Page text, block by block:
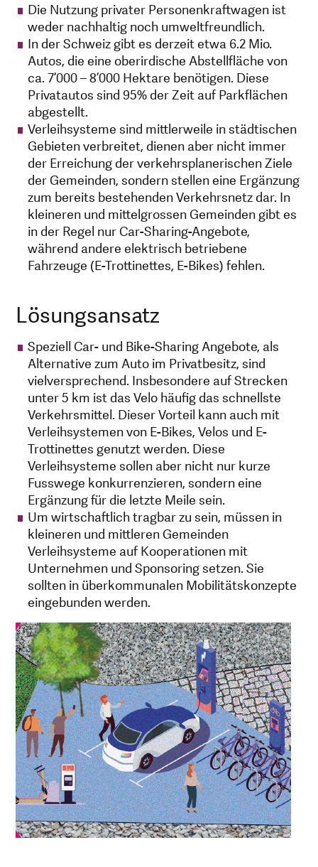
Die Nutzung privater Personenkraftwagen ist
weder nachhaltig noch umweltfreundlich.
In der Schweiz gibt es derzeit etwa 6.2 Mio.
Autos, die eine oberirdische Abstellfläche von
ca. 7’000 – 8’000 Hektare benötigen. Diese
Privatautos sind 95% der Zeit auf Parkflächen
abgestellt.
Verleihsysteme sind mittlerweile in städtischen
Gebieten verbreitet, dienen aber nicht immer
der Erreichung der verkehrsplanerischen Ziele
der Gemeinden, sondern stellen eine Ergänzung
zum bereits bestehenden Verkehrsnetz dar. In
kleineren und mittelgrossen Gemeinden gibt es
in der Regel nur Car-Sharing-Angebote,
während andere elektrisch betriebene
Fahrzeuge (E-Trottinettes, E-Bikes) fehlen.
Lösungsansatz
Speziell Car- und Bike-Sharing Angebote, als
Alternative zum Auto im Privatbesitz, sind
vielversprechend. Insbesondere auf Strecken
unter 5 km ist das Velo häufig das schnellste
Verkehrsmittel. Dieser Vorteil kann auch mit
Verleihsystemen von E-Bikes, Velos und E-
Trottinettes genutzt werden. Diese
Verleihsysteme sollen aber nicht nur kurze
Fusswege konkurrenzieren, sondern eine
Ergänzung für die letzte Meile sein.
Um wirtschaftlich tragbar zu sein, müssen in
kleineren und mittleren Gemeinden
Verleihsysteme auf Kooperationen mit
Unternehmen und Sponsoring setzen. Sie
sollten in überkommunalen Mobilitätskonzepte
eingebunden werden.